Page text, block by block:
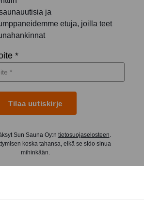
ja
etuja, joilla teet
*
Tilaa uutiskirje
Sun Sauna Oy:n tietosuojaselosteen.
koska tahansa, eikä se sido sinua
mihinkään.